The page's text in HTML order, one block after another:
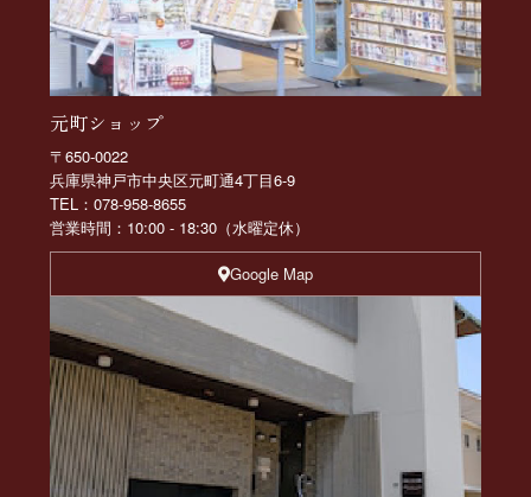
元町ショップ
〒650-0022
兵庫県神戸市中央区元町通4丁目6-9
TEL：078-958-8655
営業時間：10:00 - 18:30（水曜定休）
Google Map